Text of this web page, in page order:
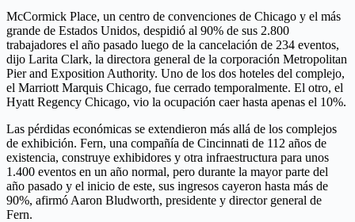
McCormick Place, un centro de convenciones de Chicago y el más
grande de Estados Unidos, despidió al 90% de sus 2.800
trabajadores el año pasado luego de la cancelación de 234 eventos,
dijo Larita Clark, la directora general de la corporación Metropolitan
Pier and Exposition Authority. Uno de los dos hoteles del complejo,
el Marriott Marquis Chicago, fue cerrado temporalmente. El otro, el
Hyatt Regency Chicago, vio la ocupación caer hasta apenas el 10%.
Las pérdidas económicas se extendieron más allá de los complejos
de exhibición. Fern, una compañía de Cincinnati de 112 años de
existencia, construye exhibidores y otra infraestructura para unos
1.400 eventos en un año normal, pero durante la mayor parte del
año pasado y el inicio de este, sus ingresos cayeron hasta más de
90%, afirmó Aaron Bludworth, presidente y director general de
Fern.